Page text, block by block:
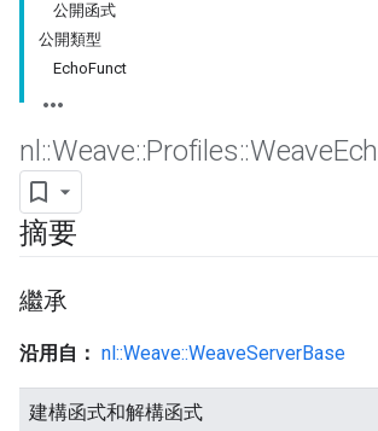
公開函式
公開類型
EchoFunct
nl ::Weave::Profiles::Weave
摘要
繼承
沿用自： nl::Weave::WeaveServerBase
建構函式和解構函式